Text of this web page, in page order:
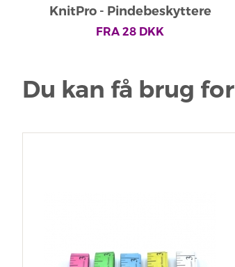
KnitPro - Pindebeskyttere
FRA 28 DKK
Du kan få brug for